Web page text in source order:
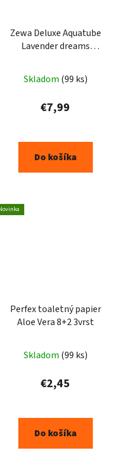
Zewa Deluxe Aquatube
Lavender dreams
Skladom (99 ks)
€7,99
Do košíka
Perfex toaletný papier
Aloe Vera 8+2 3vrst
Skladom (99 ks)
€2,45
Do košíka